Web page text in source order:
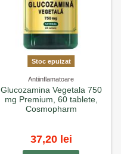
Stoc epuizat
Antiinflamatoare
Glucozamina Vegetala 750
mg Premium, 60 tablete,
Cosmopharm
37,20 lei